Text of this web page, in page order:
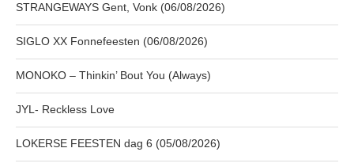
STRANGEWAYS Gent, Vonk (06/08/2026)
SIGLO XX Fonnefeesten (06/08/2026)
MONOKO – Thinkin’ Bout You (Always)
JYL- Reckless Love
LOKERSE FEESTEN dag 6 (05/08/2026)